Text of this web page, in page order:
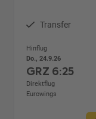
Transfer
Hinflug
Do., 24.9.26
GRZ 6:25
Direktflug
Eurowings